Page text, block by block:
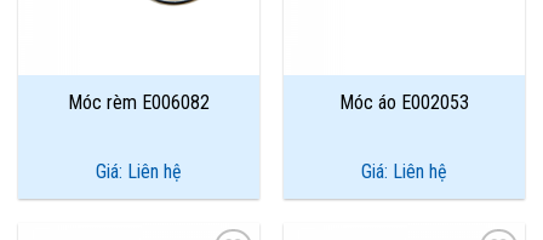
Móc rèm E006082
Giá: Liên hệ
Móc áo E002053
Giá: Liên hệ